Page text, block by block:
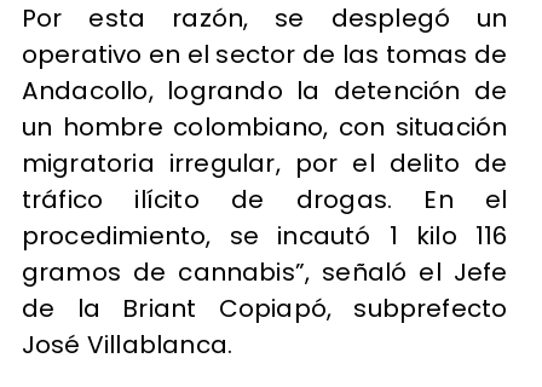
Por esta razón, se desplegó un
operativo en el sector de las tomas de
Andacollo, logrando la detención de
un hombre colombiano, con situación
migratoria irregular, por el delito de
tráfico ilícito de drogas. En el
procedimiento, se incautó 1 kilo 116
gramos de cannabis”, señaló el Jefe
de la Briant Copiapó, subprefecto
José Villablanca.